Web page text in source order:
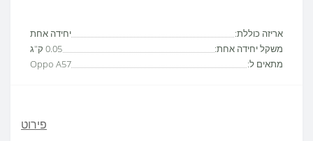
אריזה כוללת:
יחידה אחת
משקל יחידה אחת:
0.05 ק"ג
מתאים ל:
Oppo A57
פירוט